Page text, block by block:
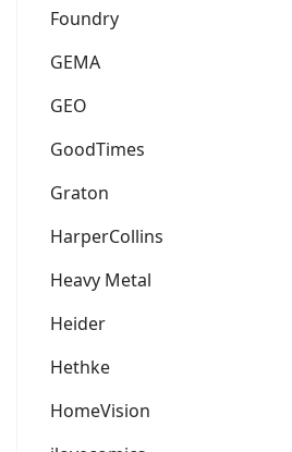
Foundry
GEMA
GEO
GoodTimes
Graton
HarperCollins
Heavy Metal
Heider
Hethke
HomeVision